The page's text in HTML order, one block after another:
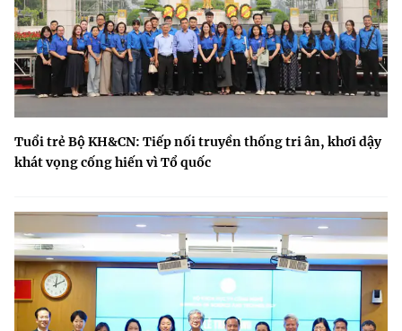
Tuổi trẻ Bộ KH&CN: Tiếp nối truyền thống tri ân, khơi dậy
khát vọng cống hiến vì Tổ quốc